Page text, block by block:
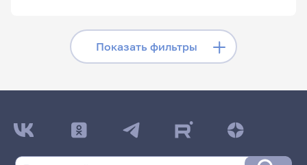
Показать фильтры
Скрыть фильтры
Статус конференции: